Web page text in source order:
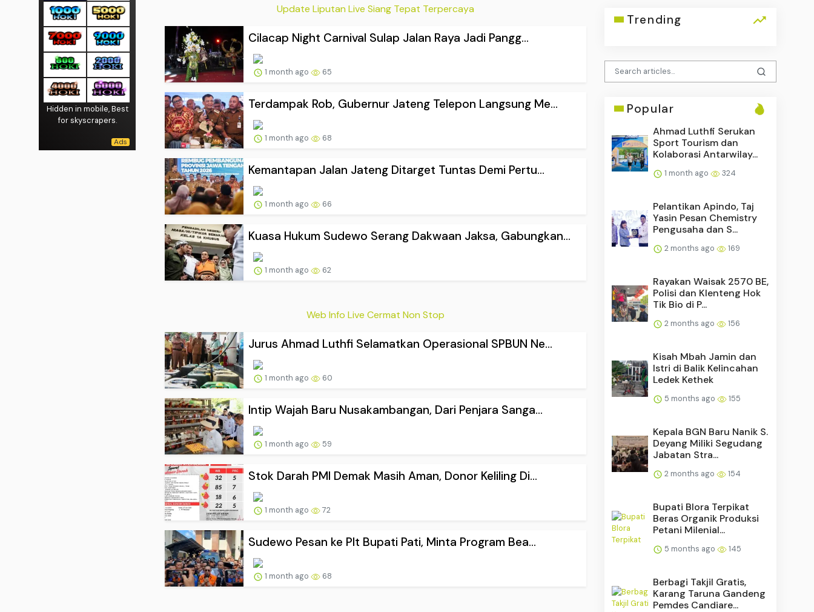
Hidden in mobile, Best
for skyscrapers.
Update Liputan Live Siang Tepat Terpercaya
Cilacap Night Carnival Sulap Jalan Raya Jadi Pangg...
1 month ago 65
Terdampak Rob, Gubernur Jateng Telepon Langsung Me...
1 month ago 68
Kemantapan Jalan Jateng Ditarget Tuntas Demi Pertu...
1 month ago 66
Kuasa Hukum Sudewo Serang Dakwaan Jaksa, Gabungkan...
1 month ago 62
Web Info Live Cermat Non Stop
Jurus Ahmad Luthfi Selamatkan Operasional SPBUN Ne...
1 month ago 60
Intip Wajah Baru Nusakambangan, Dari Penjara Sanga...
1 month ago 59
Stok Darah PMI Demak Masih Aman, Donor Keliling Di...
1 month ago 72
Sudewo Pesan ke Plt Bupati Pati, Minta Program Bea...
1 month ago 68
Trending
Popular
Ahmad Luthfi Serukan
Sport Tourism dan
Kolaborasi Antarwilay...
1 month ago 324
Pelantikan Apindo, Taj
Yasin Pesan Chemistry
Pengusaha dan S...
2 months ago 169
Rayakan Waisak 2570 BE,
Polisi dan Klenteng Hok
Tik Bio di P...
2 months ago 156
Kisah Mbah Jamin dan
Istri di Balik Kelincahan
Ledek Kethek
5 months ago 155
Kepala BGN Baru Nanik S.
Deyang Miliki Segudang
Jabatan Stra...
2 months ago 154
Bupati Blora Terpikat
Beras Organik Produksi
Petani Milenial...
5 months ago 145
Berbagi Takjil Gratis,
Karang Taruna Gandeng
Pemdes Candiare...